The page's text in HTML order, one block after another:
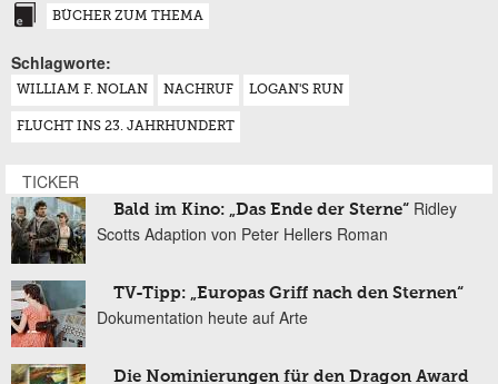
BÜCHER ZUM THEMA
Schlagworte:
WILLIAM F. NOLAN NACHRUF LOGAN'S RUN
FLUCHT INS 23. JAHRHUNDERT
TICKER
Bald im Kino: „Das Ende der Sterne“ Ridley
Scotts Adaption von Peter Hellers Roman
TV-Tipp: „Europas Griff nach den Sternen“
Dokumentation heute auf Arte
Die Nominierungen für den Dragon Award